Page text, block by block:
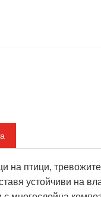
на птици,
устойчиви на